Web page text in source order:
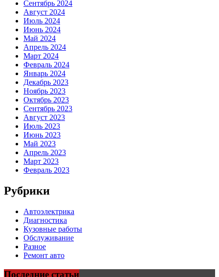
Сентябрь 2024
Август 2024
Июль 2024
Июнь 2024
Май 2024
Апрель 2024
Март 2024
Февраль 2024
Январь 2024
Декабрь 2023
Ноябрь 2023
Октябрь 2023
Сентябрь 2023
Август 2023
Июль 2023
Июнь 2023
Май 2023
Апрель 2023
Март 2023
Февраль 2023
Рубрики
Автоэлектрика
Диагностика
Кузовные работы
Обслуживание
Разное
Ремонт авто
Последние статьи